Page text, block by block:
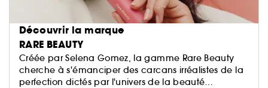
Découvrir la marque
RARE BEAUTY
Créée par Selena Gomez, la gamme Rare Beauty
cherche à s'émanciper des carcans irréalistes de la
perfection dictés par l'univers de la beauté